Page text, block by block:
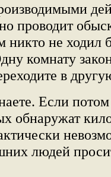
проводит
не ходил
комнату
в
Если потом
обнаружат
людей